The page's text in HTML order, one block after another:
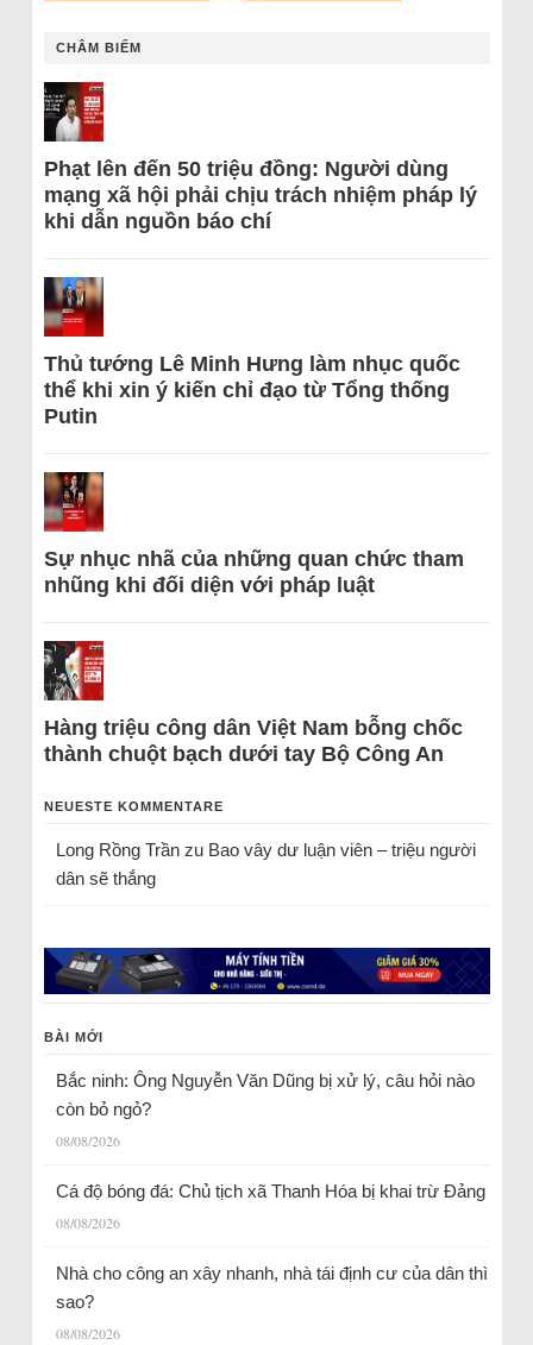
CHÂM BIẾM
Phạt lên đến 50 triệu đồng: Người dùng
mạng xã hội phải chịu trách nhiệm pháp lý
khi dẫn nguồn báo chí
Thủ tướng Lê Minh Hưng làm nhục quốc
thể khi xin ý kiến chỉ đạo từ Tổng thống
Putin
Sự nhục nhã của những quan chức tham
nhũng khi đối diện với pháp luật
Hàng triệu công dân Việt Nam bỗng chốc
thành chuột bạch dưới tay Bộ Công An
NEUESTE KOMMENTARE
Long Rồng Trầnzu Bao vây dư luận viên – triệu người
dân sẽ thắng
BÀI MỚI
Bắc ninh: Ông Nguyễn Văn Dũng bị xử lý, câu hỏi nào
còn bỏ ngỏ?
08/08/2026
Cá độ bóng đá: Chủ tịch xã Thanh Hóa bị khai trừ Đảng
08/08/2026
Nhà cho công an xây nhanh, nhà tái định cư của dân thì
sao?
08/08/2026